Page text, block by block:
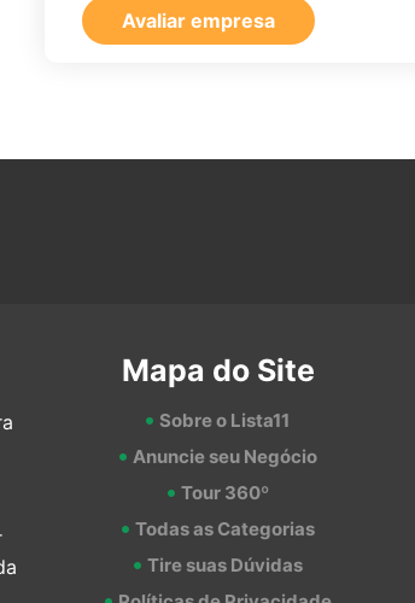
Avaliar empresa
Mapa do Site
Sobre o Lista11
Anuncie seu Negócio
Tour 360º
Todas as Categorias
Tire suas Dúvidas